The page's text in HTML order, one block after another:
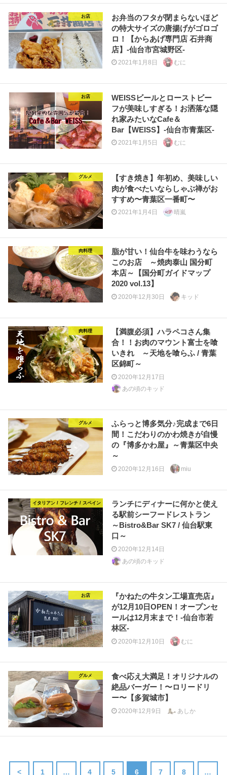
お店
お弁当のフタが閉まらないほど
の特大サイズの唐揚げがゴロゴ
ロ！【からあげ専門店 石井商
店】-仙台市宮城野区-
2021年1月8日 むに
お店
WEISSビールとローストビー
フが美味しすぎる！お洒落な隠
れ家みたいなCafe＆
Bar【WEISS】-仙台市青葉区-
2021年1月5日 むに
グルメ
【すき焼き】年初め、美味しい
肉が食べたいならしゃぶ禅がお
すすめ〜青葉区一番町〜
2021年1月4日 晴嵐
肉料理
脂が甘い！仙台牛を味わうなら
このお店 ～焼肉泰山 国分町
本店～【国分町ガイドマップ
2020 vol.13】
2020年12月30日 キッド
肉料理
【満腹必須】ハラペコさん集
合！！お肉のマウント富士を喰
いきれ ～天地を喰らふ / 青葉
区錦町～
2020年12月17日
あの頃のキッド
グルメ
ふらっと博多気分♪完成まで6日
間！こだわりのかわ焼きが自慢
の『博多かわ屋』～青葉区中央
～
2020年12月16日 miu
イタリアン / フレンチ / スペイン
ランチにディナーに何かと使え
る駅前シーフードレストラン
～Bistro&Bar SK7 / 仙台駅東
口～
2020年12月14日
あの頃のキッド
お店
『かねたの牛タン工場直売店』
が12月10日OPEN！オープンセ
ールは12月末まで！-仙台市若
林区-
2020年12月10日 むに
グルメ
食べ応え大満足！オリジナルの
絶品バーガー！〜ロリードリ
ー〜【多賀城市】
2020年12月9日 あしか
< 1 … 4 5 6 7 8 …